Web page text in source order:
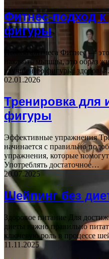
Фитнес-подход
фигуры
Польза фитнеса Фитнес —
накачать мышцы, это образ
улучшению фигуры,
02.01.2026
Тренировка для
фигуры
Эффективные упражнения
начинается с правильно
упражнения, которые
Употреблять достаточное…
20.07.2025
Шейпинг без
Здоровое питание Для
диеты важно правильно
ключевую роль в процессе
11.11.2025